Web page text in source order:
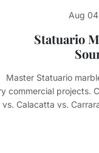
Aug
Statuario
Master Statuario
commercial projects.
vs. Calacatta vs.